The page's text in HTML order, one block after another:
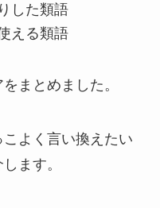
した類語
える類語
まとめました。
よく言い換えたい
ます。